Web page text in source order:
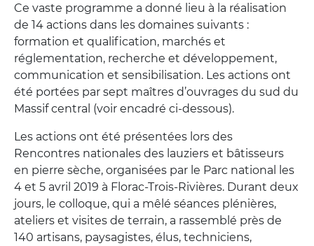
Ce vaste programme a donné lieu à la réalisation
de 14 actions dans les domaines suivants :
formation et qualification, marchés et
réglementation, recherche et développement,
communication et sensibilisation. Les actions ont
été portées par sept maîtres d’ouvrages du sud du
Massif central (voir encadré ci-dessous).
Les actions ont été présentées lors des
Rencontres nationales des lauziers et bâtisseurs
en pierre sèche, organisées par le Parc national les
4 et 5 avril 2019 à Florac-Trois-Rivières. Durant deux
jours, le colloque, qui a mêlé séances plénières,
ateliers et visites de terrain, a rassemblé près de
140 artisans, paysagistes, élus, techniciens,